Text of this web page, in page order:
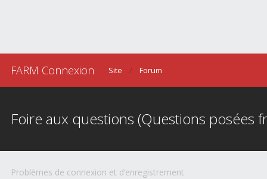
FARM Connexion Site Forum
Foire aux questions (Questions posées
Problèmes de connexion et d’enregistrement